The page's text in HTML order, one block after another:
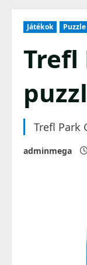
Játékok Puzzle
Trefl
Trefl Park
adminmega